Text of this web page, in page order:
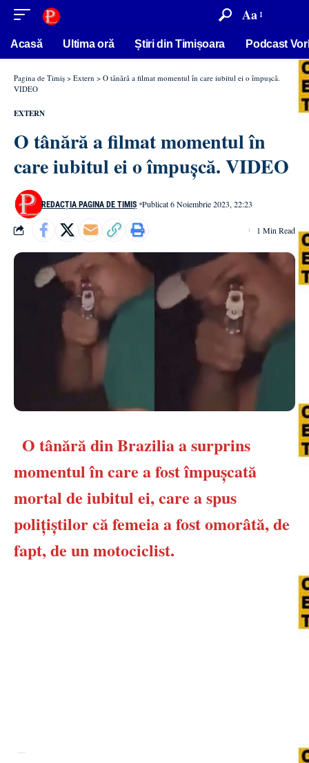
conținut Aa
Acasă Ultima oră Știri din Timișoara Podcast
Pagina de Timiș > Extern > O tânără a filmat momentul în care iubitul ei o împușcă.
VIDEO
EXTERN
O tânără a filmat momentul în
care iubitul ei o împușcă. VIDEO
REDACȚIA PAGINA DE TIMIȘ Publicat 6 Noiembrie 2023, 22:23
1 Min Read
O tânără din Brazilia a surprins
momentul în care a fost împușcată
mortal de iubitul ei, care a spus
polițiștilor că femeia a fost omorâtă, de
fapt, de un motociclist.